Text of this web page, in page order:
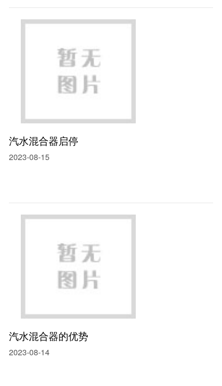
汽水混合器启停
2023-08-15
汽水混合器的优势
2023-08-14